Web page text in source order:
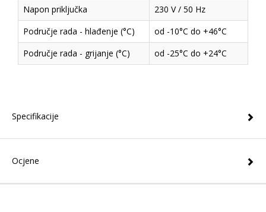
Napon priključka
230 V / 50 Hz
Područje rada - hlađenje (°C)
od -10°C do +46°C
Područje rada - grijanje (°C)
od -25°C do +24°C
Specifikacije
Ocjene